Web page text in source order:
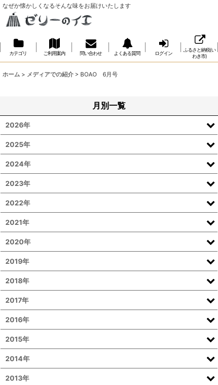
なぜか懐かしくなるそんな味をお届けいたします
カテゴリ ご利用案内 問い合わせ よくある質問 ログイン
ふるさと納税(い
わき市)
ホーム > メディアでの紹介 > BOAO 6月号
月別一覧
2026年
2025年
2024年
2023年
2022年
2021年
2020年
2019年
2018年
2017年
2016年
2015年
2014年
2013年